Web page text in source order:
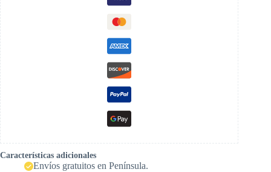
Características adicionales
Envíos gratuitos en Península.